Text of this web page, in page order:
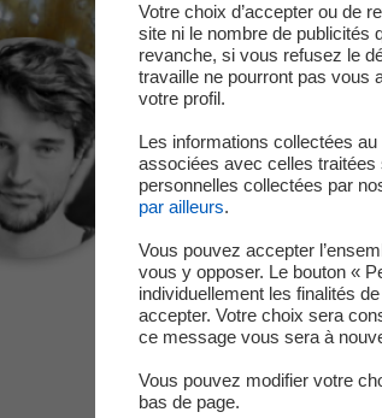
Votre choix d’accepter ou de
site ni le nombre de publicités
revanche, si vous refusez le
travaille ne pourront pas vous
votre profil.
Les informations collectées
associées avec celles
personnelles collectées par
par ailleurs.
Vous pouvez accepter
vous y opposer. Le bouton «
individuellement les finalités
accepter. Votre choix sera
ce message vous sera à
Vous pouvez modifier votre
bas de page.